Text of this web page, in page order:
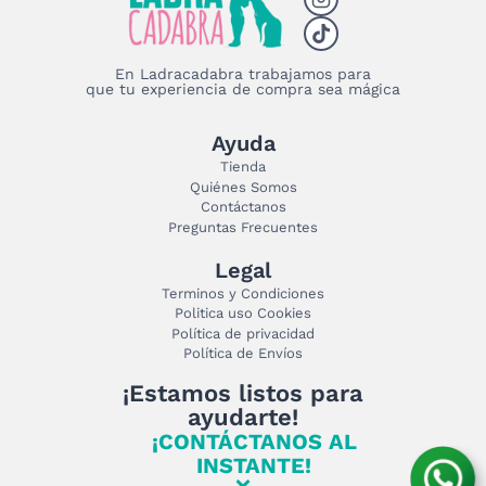
producto
En Ladracadabra trabajamos para
que tu experiencia de compra sea mágica
Ayuda
Tienda
Quiénes Somos
Contáctanos
Preguntas Frecuentes
Legal
Terminos y Condiciones
Politica uso Cookies
Política de privacidad
Política de Envíos
¡Estamos listos para
ayudarte!
¡CONTÁCTANOS AL
INSTANTE!